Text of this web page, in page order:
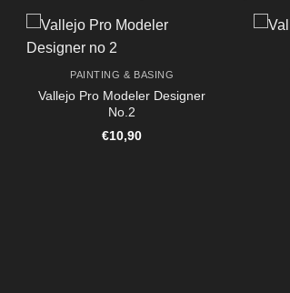
PAINTING & BASING
Vallejo Pro Modeler Designer
No.2
€10,90